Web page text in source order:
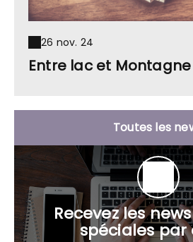
26 nov. 24
Entre lac et Montagne
Toutes les
Recevez les
spéciales par